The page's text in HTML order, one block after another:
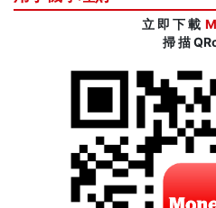
立 即 下 載
掃 描